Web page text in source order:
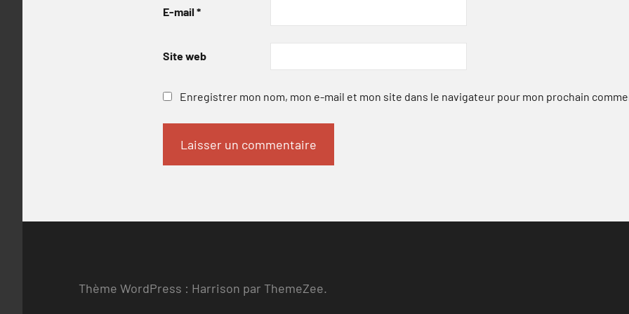
E-mail *
Site web
Enregistrer mon nom, mon e-mail et mon site dans le navigateur pour mon prochain
Thème WordPress : Harrison par ThemeZee.